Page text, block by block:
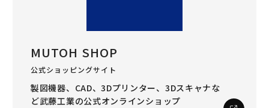
MUTOH SHOP
公式ショッピングサイト
製図機器、CAD、3Dプリンター、3Dスキャナな
ど武藤工業の公式オンラインショップ